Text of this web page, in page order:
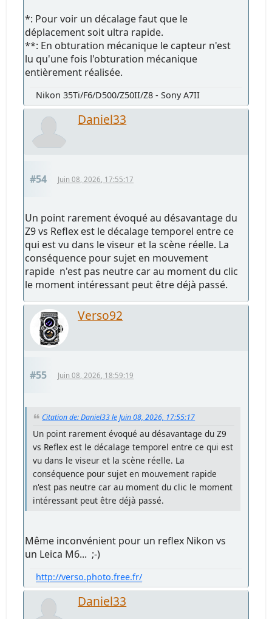
*: Pour voir un décalage faut que le
déplacement soit ultra rapide.
**: En obturation mécanique le capteur n'est
lu qu'une fois l'obturation mécanique
entièrement réalisée.
Nikon 35Ti/F6/D500/Z50II/Z8 - Sony A7II
Daniel33
#54 Juin 08, 2026, 17:55:17
Un point rarement évoqué au désavantage du
Z9 vs Reflex est le décalage temporel entre ce
qui est vu dans le viseur et la scène réelle. La
conséquence pour sujet en mouvement
rapide n'est pas neutre car au moment du clic
le moment intéressant peut être déjà passé.
Verso92
#55 Juin 08, 2026, 18:59:19
Citation de: Daniel33 le Juin 08, 2026, 17:55:17
Un point rarement évoqué au désavantage du Z9
vs Reflex est le décalage temporel entre ce qui est
vu dans le viseur et la scène réelle. La
conséquence pour sujet en mouvement rapide
n'est pas neutre car au moment du clic le moment
intéressant peut être déjà passé.
Même inconvénient pour un reflex Nikon vs
un Leica M6... ;-)
http://verso.photo.free.fr/
Daniel33